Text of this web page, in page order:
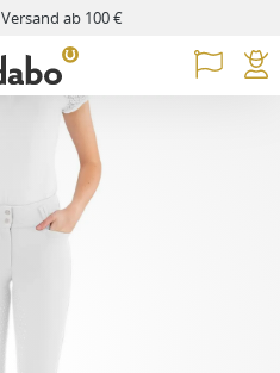
Versand ab 100 €